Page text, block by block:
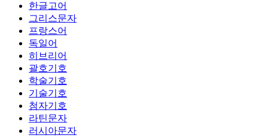
한글고어
그리스문자
프랑스어
독일어
히브리어
괄호기호
학술기호
기술기호
첨자기호
라틴문자
러시아문자